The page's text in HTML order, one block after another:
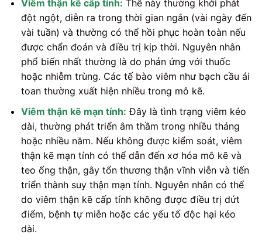
Viêm thận kẽ cấp tính: Thể này thường khởi phát
đột ngột, diễn ra trong thời gian ngắn (vài ngày đến
vài tuần) và thường có thể hồi phục hoàn toàn nếu
được chẩn đoán và điều trị kịp thời. Nguyên nhân
phổ biến nhất thường là do phản ứng với thuốc
hoặc nhiễm trùng. Các tế bào viêm như bạch cầu ái
toan thường xuất hiện nhiều trong mô kẽ.
Viêm thận kẽ mạn tính: Đây là tình trạng viêm kéo
dài, thường phát triển âm thầm trong nhiều tháng
hoặc nhiều năm. Nếu không được kiểm soát, viêm
thận kẽ mạn tính có thể dẫn đến xơ hóa mô kẽ và
teo ống thận, gây tổn thương thận vĩnh viễn và tiến
triển thành suy thận mạn tính. Nguyên nhân có thể
do viêm thận kẽ cấp tính không được điều trị dứt
điểm, bệnh tự miễn hoặc các yếu tố độc hại kéo
dài.